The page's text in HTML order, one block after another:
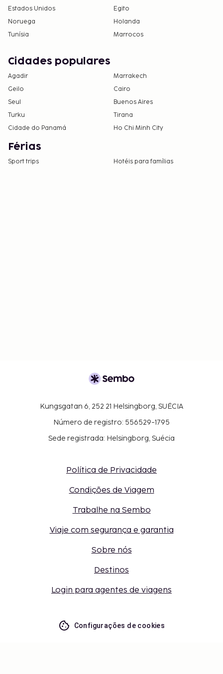
Estados Unidos
Egito
Noruega
Holanda
Tunísia
Marrocos
Cidades populares
Agadir
Marrakech
Geilo
Cairo
Seul
Buenos Aires
Turku
Tirana
Cidade do Panamá
Ho Chi Minh City
Férias
Sport trips Hotéis para famílias
Kungsgatan 6, 252 21 Helsingborg, SUÉCIA
Número de registro: 556529-1795
Sede registrada: Helsingborg, Suécia
Política de Privacidade
Condições de Viagem
Trabalhe na Sembo
Viaje com segurança e garantia
Sobre nós
Destinos
Login para agentes de viagens
Configurações de cookies